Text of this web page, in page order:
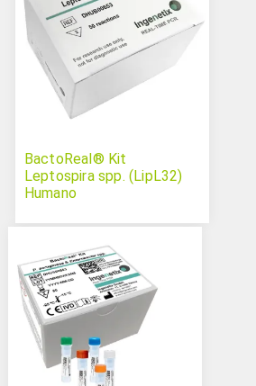
BactoReal® Kit
Leptospira spp. (LipL32)
Humano